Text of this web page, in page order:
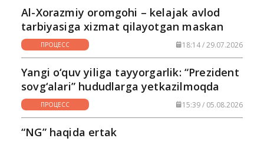
Al-Xorazmiy oromgohi – kelajak avlod
tarbiyasiga xizmat qilayotgan maskan
ПРОЦЕСС 18:14 / 29.07.2026
Yangi o‘quv yiliga tayyorgarlik: “Prezident
sovg‘alari” hududlarga yetkazilmoqda
ПРОЦЕСС 15:39 / 05.08.2026
“NG” haqida ertak